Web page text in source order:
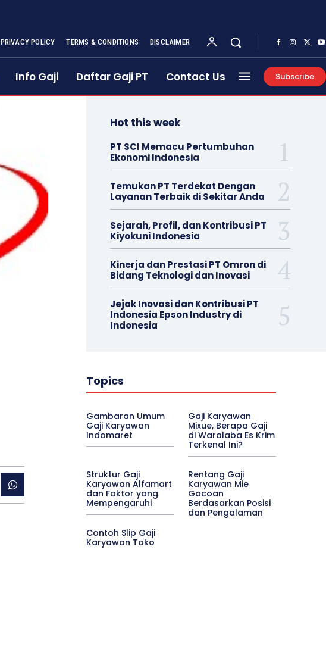
PRIVACY POLICY TERMS & CONDITIONS DISCLAIMER
Info Gaji Daftar Gaji PT Contact Us Subscribe
Hot this week
PT SCI Memacu Pertumbuhan
Ekonomi Indonesia
Temukan PT Terdekat Dengan
Layanan Terbaik di Sekitar Anda
Sejarah, Profil, dan Kontribusi PT
Kiyokuni Indonesia
Kinerja dan Prestasi PT Omron di
Bidang Teknologi dan Inovasi
Jejak Inovasi dan Kontribusi PT
Indonesia Epson Industry di
Indonesia
Topics
Gambaran Umum
Gaji Karyawan
Indomaret
Gaji Karyawan
Mixue, Berapa Gaji
di Waralaba Es Krim
Terkenal Ini?
Struktur Gaji
Karyawan Alfamart
dan Faktor yang
Mempengaruhi
Rentang Gaji
Karyawan Mie
Gacoan
Berdasarkan Posisi
dan Pengalaman
Contoh Slip Gaji
Karyawan Toko